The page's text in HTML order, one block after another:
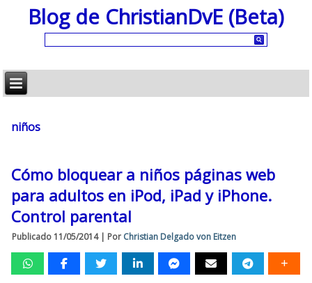
Blog de ChristianDvE (Beta)
niños
Cómo bloquear a niños páginas web
para adultos en iPod, iPad y iPhone.
Control parental
Publicado 11/05/2014| Por Christian Delgado von Eitzen